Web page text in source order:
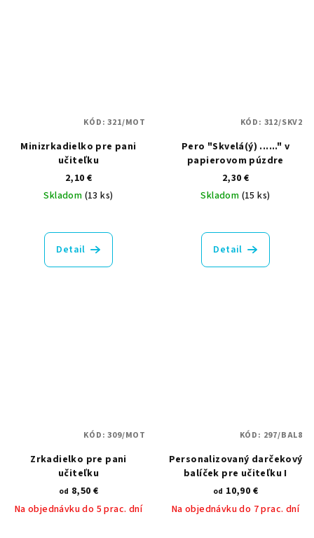
Minizrkadielko pre pani
učiteľku
2,10 €
Skladom (13 ks)
Detail
KÓD:321/MOT
Pero "Skvelá(ý) ......" v
papierovom púzdre
2,30 €
Skladom (15 ks)
hodnotenie
produktu
Detail
KÓD: 312/SKV2
Zrkadielko pre pani
učiteľku
od 8,50 €
Na objednávku do 5 prac. dní
KÓD:309/MOT
Personalizovaný darčekový
balíček pre učiteľku I
od 10,90 €
Na objednávku do 7 prac. dní
KÓD: 297/BAL8